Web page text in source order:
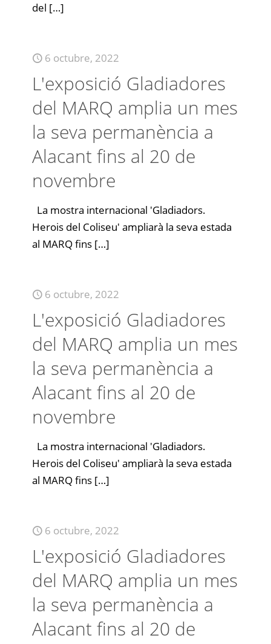
del […]
6 octubre, 2022
L'exposició Gladiadores
del MARQ amplia un mes
la seva permanència a
Alacant fins al 20 de
novembre
La mostra internacional 'Gladiadors.
Herois del Coliseu' ampliarà la seva estada
al MARQ fins […]
6 octubre, 2022
L'exposició Gladiadores
del MARQ amplia un mes
la seva permanència a
Alacant fins al 20 de
novembre
La mostra internacional 'Gladiadors.
Herois del Coliseu' ampliarà la seva estada
al MARQ fins […]
6 octubre, 2022
L'exposició Gladiadores
del MARQ amplia un mes
la seva permanència a
Alacant fins al 20 de